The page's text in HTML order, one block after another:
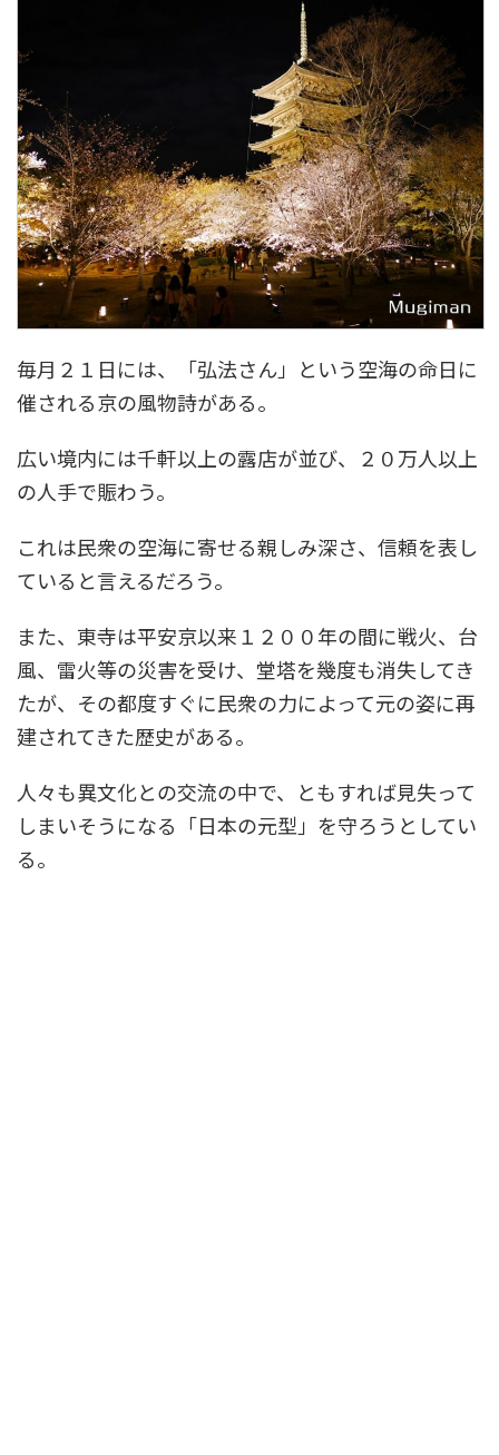
毎月２１日には、「弘法さん」という空海の命日に
催される京の風物詩がある。
広い境内には千軒以上の露店が並び、２０万人以上
の人手で賑わう。
これは民衆の空海に寄せる親しみ深さ、信頼を表し
ていると言えるだろう。
また、東寺は平安京以来１２００年の間に戦火、台
風、雷火等の災害を受け、堂塔を幾度も消失してき
たが、その都度すぐに民衆の力によって元の姿に再
建されてきた歴史がある。
人々も異文化との交流の中で、ともすれば見失って
しまいそうになる「日本の元型」を守ろうとしてい
る。